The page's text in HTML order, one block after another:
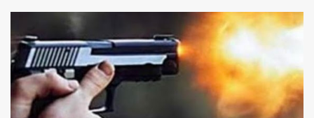
fugir da cidade Buziana. Um dos detidos é policial civil e este foi
baleado na perna na troca de tiros . Na ocorrência, três armas,
pistolas e uma réplica de fuzil, foram apreendidas. O homem
baleado foi identificado como Claudio Bastos, conhecido no meio
político.